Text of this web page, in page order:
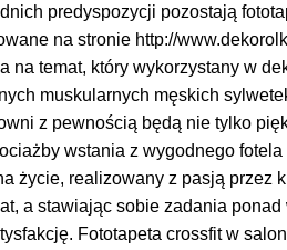
predyspozycji pozostają
na stronie http://
na temat, który wykorzystany w
muskularnych męskich
z pewnością będą nie tylko
wstania z wygodnego fotela
życie, realizowany z pasją
a stawiając sobie zadania
Fototapeta crossfit w